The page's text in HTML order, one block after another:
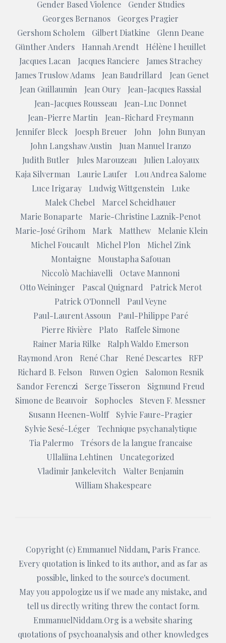
Gender Based Violence
Gender Studies
Georges Bernanos
Georges Pragier
Gershom Scholem
Gilbert Diatkine
Glenn Deane
Günther Anders
Hannah Arendt
Hélène l heuillet
Jacques Lacan
Jacques Ranciere
James Strachey
James Truslow Adams
Jean Baudrillard
Jean Genet
Jean Guillaumin
Jean Oury
Jean-Jacques Rassial
Jean-Jacques Rousseau
Jean-Luc Donnet
Jean-Pierre Martin
Jean-Richard Freymann
Jennifer Bleck
Joesph Breuer John
John Bunyan
John Langshaw Austin
Juan Manuel Iranzo
Judith Butler
Jules Marouzeau
Julien Laloyaux
Kaja Silverman
Laurie Laufer
Lou Andrea Salome
Luce Irigaray
Ludwig Wittgenstein
Luke
Malek Chebel
Marcel Scheidhauer
Marie Bonaparte
Marie-Christine Laznik-Penot
Marie-José Grihom
Mark Matthew
Melanie Klein
Michel Foucault
Michel Plon
Michel Zink
Montaigne
Moustapha Safouan
Niccolò Machiavelli
Octave Mannoni
Otto Weininger
Pascal Quignard
Patrick Merot
Patrick O'Donnell
Paul Veyne
Paul-Laurent Assoun
Paul-Philippe Paré
Pierre Rivière
Plato
Raffele Simone
Rainer Maria Rilke
Ralph Waldo Emerson
Raymond Aron
René Char René Descartes
RFP
Richard B. Felson
Ruwen Ogien
Salomon Resnik
Sandor Ferenczi
Serge Tisseron
Sigmund Freud
Simone de Beauvoir
Sophocles
Steven F. Messner
Susann Heenen-Wolff
Sylvie Faure-Pragier
Sylvie Sesé-Léger
Technique psychanalytique
Tia Palermo
Trésors de la langue francaise
Ullaliina Lehtinen
Uncategorized
Vladimir Jankelevitch
Walter Benjamin
William Shakespeare
Copyright (c) Emmanuel Niddam, Paris France.
Every quotation is linked to its author, and as far as
possible, linked to the source's document.
May you appologize us if we made any mistake, and
tell us directly writing threw the contact form.
EmmanuelNiddam.Org is a website sharing
quotations of psychoanalysis and other knowledges